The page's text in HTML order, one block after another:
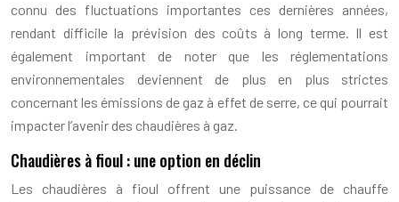
connu des fluctuations importantes ces dernières années,
rendant difficile la prévision des coûts à long terme. Il est
également important de noter que les réglementations
environnementales deviennent de plus en plus strictes
concernant les émissions de gaz à effet de serre, ce qui pourrait
impacter l’avenir des chaudières à gaz.
Chaudières à fioul : une option en déclin
Les chaudières à fioul offrent une puissance de chauffe